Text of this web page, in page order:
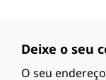
Deixe o seu
O seu